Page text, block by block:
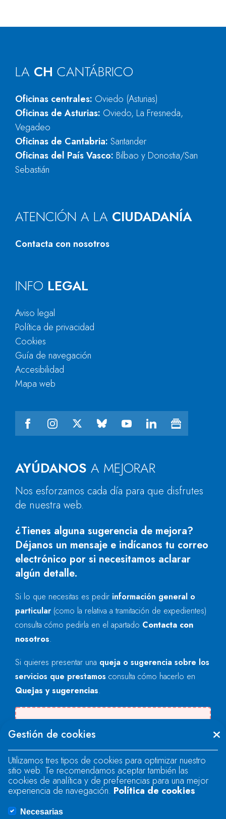
LA CH CANTÁBRICO
Oficinas centrales: Oviedo (Asturias)
Oficinas de Asturias: Oviedo, La Fresneda,
Vegadeo
Oficinas de Cantabria: Santander
Oficinas del País Vasco: Bilbao y Donostia/San
Sebastián
ATENCIÓN A LA CIUDADANÍA
Contacta con nosotros
AYÚDANOS A MEJORAR
Nos esforzamos cada día para que disfrutes
de nuestra web.
¿Tienes alguna sugerencia de mejora?
Déjanos un mensaje e indícanos tu correo
electrónico por si necesitamos aclarar
algún detalle.
Si lo que necesitas es pedir información general o
particular (como la relativa a tramitación de expedientes)
consulta cómo pedirla en el apartado Contacta con
nosotros.
Si quieres presentar una queja o sugerencia sobre los
servicios que prestamos consulta cómo hacerlo en
Quejas y sugerencias.
"text".
Se produjo un error al cargar el campo
"text".
INFO LEGAL
Aviso legal
Política de privacidad
Cookies
Guía de navegación
Accesibilidad
Mapa web
Gestión de cookies
Utilizamos tres tipos de cookies para optimizar nuestro
sitio web. Te recomendamos aceptar también las
cookies de analítica y de preferencias para una mejor
experiencia de navegación. Política de cookies
Necesarias